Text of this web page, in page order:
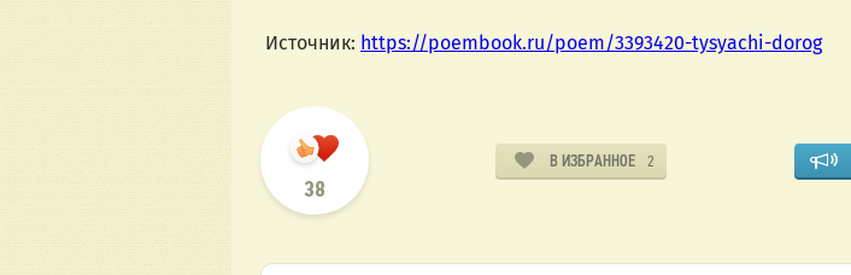
Источник: https://poembook.ru/poem/3393420-tysyachi-dorog
38
В ИЗБРАННОЕ 2